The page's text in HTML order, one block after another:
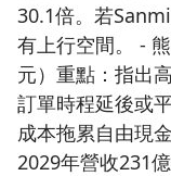
30.1倍。若
有上行空間。 -
元）重點：指出
訂單時程延後或
成本拖累自由現
2029年營收231